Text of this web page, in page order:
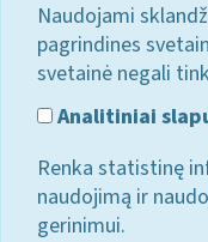
Naudojami
pagrindines
svetainė negali
Analitiniai
Renka statistinę
naudojimą ir
gerinimui.